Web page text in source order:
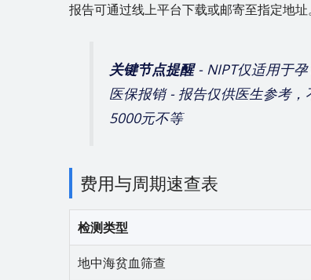
报告可通过线上平台下载或邮寄至指定地
关键节点提醒- NIPT仅适用于
医保报销 - 报告仅供医生参考
5000元不等
费用与周期速查表
检测类型
地中海贫血筛查